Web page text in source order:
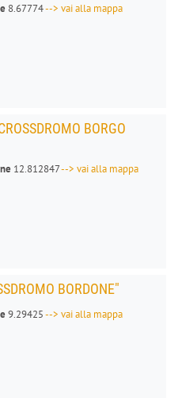
8.67774--> vai alla mappa
BORGO
12.812847--> vai alla mappa
BORDONE"
9.29425--> vai alla mappa